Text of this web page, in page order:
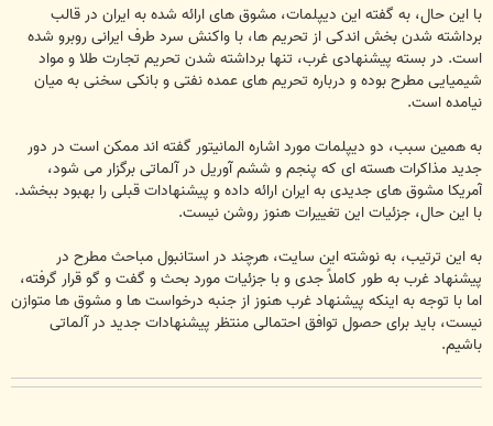
با این حال، به گفته این دیپلمات، مشوق های ارائه شده به ایران در قالب
برداشته شدن بخش اندکی از تحریم ها، با واکنش سرد طرف ایرانی روبرو شده
است. در بسته پیشنهادی غرب، تنها برداشته شدن تحریم تجارت طلا و مواد
شیمیایی مطرح بوده و درباره تحریم های عمده نفتی و بانکی سخنی به میان
نیامده است.
به همین سبب، دو دیپلمات مورد اشاره المانیتور گفته اند ممکن است در دور
جدید مذاکرات هسته ای که پنجم و ششم آوریل در آلماتی برگزار می شود،
آمریکا مشوق های جدیدی به ایران ارائه داده و پیشنهادات قبلی را بهبود ببخشد.
با این حال، جزئیات این تغییرات هنوز روشن نیست.
به این ترتیب، به نوشته این سایت، هرچند در استانبول مباحث مطرح در
پیشنهاد غرب به طور کاملاً جدی و با جزئیات مورد بحث و گفت و گو قرار گرفته،
اما با توجه به اینکه پیشنهاد غرب هنوز از جنبه درخواست ها و مشوق ها متوازن
نیست، باید برای حصول توافق احتمالی منتظر پیشنهادات جدید در آلماتی
باشیم.